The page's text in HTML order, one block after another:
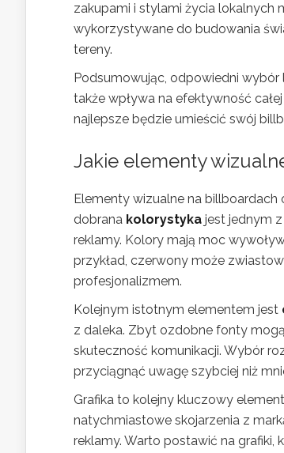
zakupami i stylami życia
wykorzystywane do budowania
tereny.
Podsumowując, odpowiedni
także wpływa na efektywność
najlepsze będzie umieścić swój
Jakie elementy
Elementy wizualne na
dobrana kolorystyka jest jednym
reklamy. Kolory mają moc
przykład, czerwony może
profesjonalizmem.
Kolejnym istotnym elementem jest
z daleka. Zbyt ozdobne fonty
skuteczność komunikacji. Wybór
przyciągnąć uwagę szybciej niż
Grafika to kolejny kluczowy
natychmiastowe skojarzenia z
reklamy. Warto postawić na grafiki,